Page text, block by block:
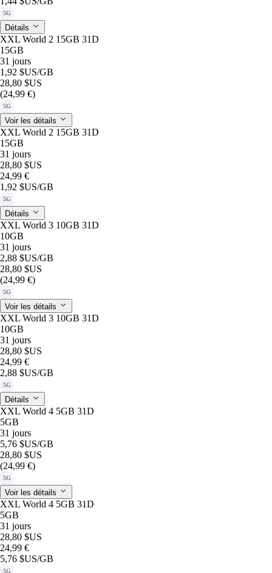
5G
Détails
XXL World 2 15GB 31D
15GB
31 jours
1,92 $US/GB
28,80 $US
(24,99 €)
5G
Voir les détails
XXL World 2 15GB 31D
15GB
31 jours
28,80 $US
24,99 €
1,92 $US/GB
5G
Détails
XXL World 3 10GB 31D
10GB
31 jours
2,88 $US/GB
28,80 $US
(24,99 €)
5G
Voir les détails
XXL World 3 10GB 31D
10GB
31 jours
28,80 $US
24,99 €
2,88 $US/GB
5G
Détails
XXL World 4 5GB 31D
5GB
31 jours
5,76 $US/GB
28,80 $US
(24,99 €)
5G
Voir les détails
XXL World 4 5GB 31D
5GB
31 jours
28,80 $US
24,99 €
5,76 $US/GB
5G